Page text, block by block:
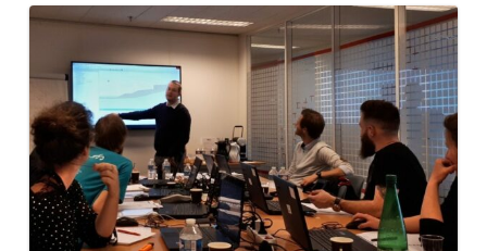
Retour
formation
GEOSTAB/GEOMUR